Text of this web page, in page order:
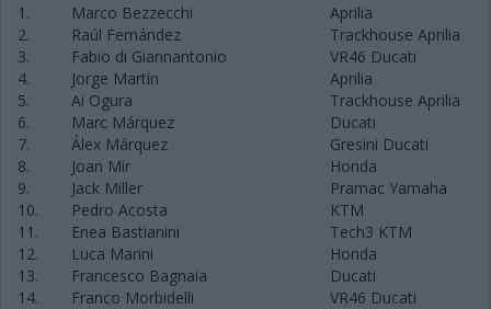
1.
Marco Bezzecchi
Aprilia
2.
Raúl Fernández
Trackhouse Aprilia
3.
Fabio di Giannantonio
VR46 Ducati
4.
Jorge Martín
Aprilia
5.
Ai Ogura
Trackhouse Aprilia
6.
Marc Márquez
Ducati
7.
Álex Márquez
Gresini Ducati
8.
Joan Mir
Honda
9.
Jack Miller
Pramac Yamaha
10.
Pedro Acosta
KTM
11.
Enea Bastianini
Tech3 KTM
12.
Luca Marini
Honda
13.
Francesco Bagnaia
Ducati
14.
Franco Morbidelli
VR46 Ducati